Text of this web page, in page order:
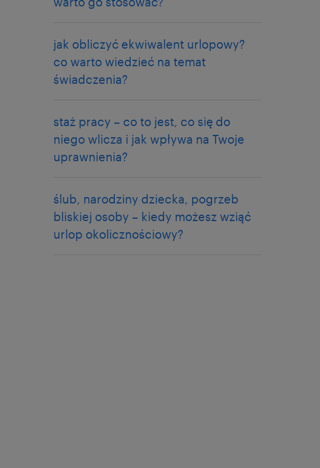
jak obliczyć ekwiwalent urlopowy?
co warto wiedzieć na temat
świadczenia?
staż pracy – co to jest, co się do
niego wlicza i jak wpływa na Twoje
uprawnienia?
ślub, narodziny dziecka, pogrzeb
bliskiej osoby – kiedy możesz wziąć
urlop okolicznościowy?